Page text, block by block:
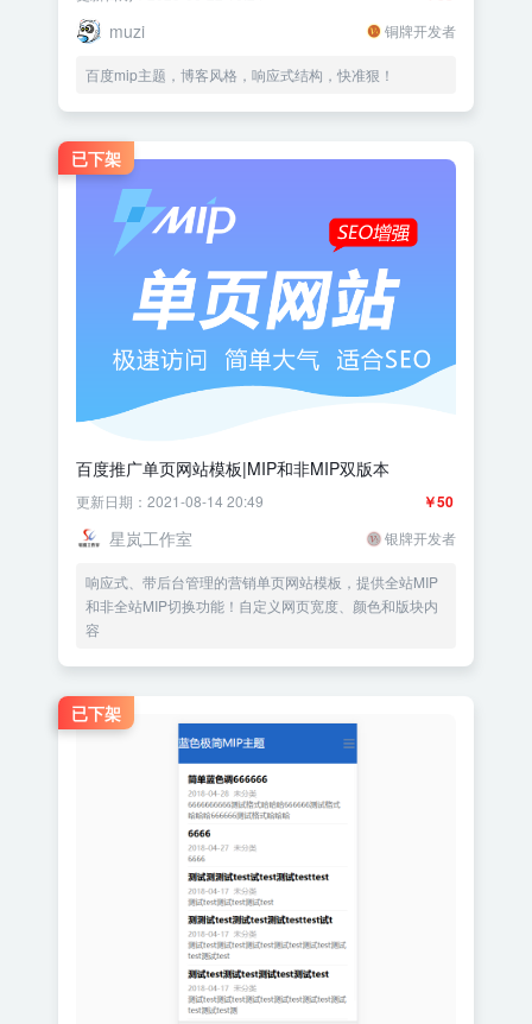
muzi 铜牌开发者
百度mip主题，博客风格，响应式结构，快准狠！
已下架
百度推广单页网站模板|MIP和非MIP双版本
￥50
更新日期：2021-08-14 20:49
星岚工作室 银牌开发者
响应式、带后台管理的营销单页网站模板，提供全站MIP
和非全站MIP切换功能！自定义网页宽度、颜色和版块内
容
已下架